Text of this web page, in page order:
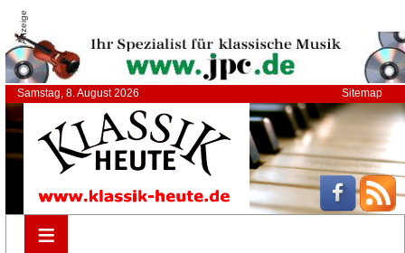
Anzeige
Samstag, 8. August 2026 Sitemap
≡
≡